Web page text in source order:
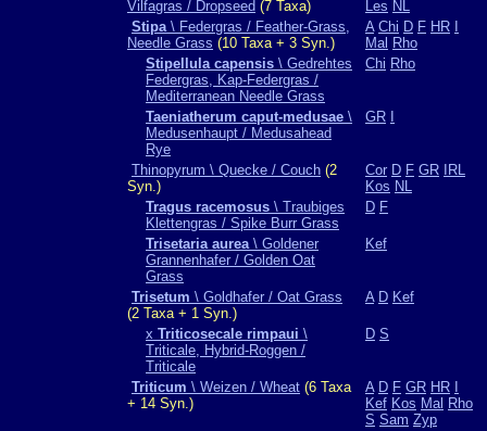
Vilfagras / Dropseed (7 Taxa)
Les NL
Stipa\ Federgras / Feather-Grass,
Needle Grass (10 Taxa + 3 Syn.)
A Chi D F HR
Mal Rho
Stipellula capensis \ Gedrehtes
Federgras, Kap-Federgras /
Mediterranean Needle Grass
Chi Rho
Taeniatherum caput-medusae \
Medusenhaupt / Medusahead
Rye
GR
Thinopyrum \ Quecke / Couch (2
Syn.)
Cor D F GR
IRL
Kos NL
Tragus racemosus \ Traubiges
Klettengras / Spike Burr Grass
D F
Trisetaria aurea\ Goldener
Grannenhafer / Golden Oat
Grass
Kef
Trisetum \ Goldhafer / Oat Grass
(2 Taxa + 1 Syn.)
A D Kef
x Triticosecale rimpaui \
Triticale, Hybrid-Roggen /
Triticale
D S
Triticum \ Weizen / Wheat (6 Taxa
+ 14 Syn.)
A D F GR HR
Kef Kos Mal Rho
S Sam Zyp